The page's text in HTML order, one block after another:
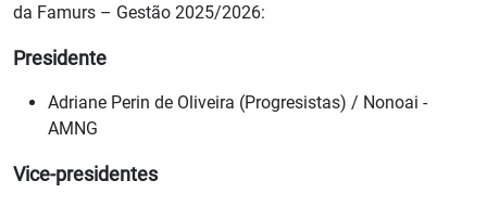
da Famurs – Gestão 2025/2026:
Presidente
Adriane Perin de Oliveira (Progresistas) / Nonoai -
AMNG
Vice-presidentes